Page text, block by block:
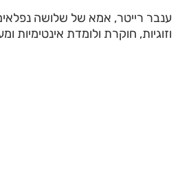
ענבר רייטר, אמא של שלושה
וזוגיות, חוקרת ולומדת אינטימיות